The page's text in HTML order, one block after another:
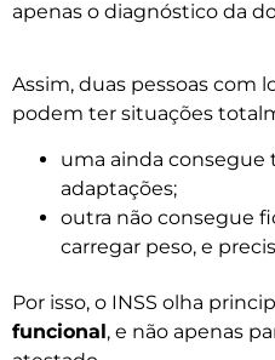
apenas o diagnóstico da
Assim, duas pessoas com
podem ter situações
uma ainda consegue
adaptações;
outra não consegue
carregar peso, e
Por isso, o INSS olha
funcional, e não apenas